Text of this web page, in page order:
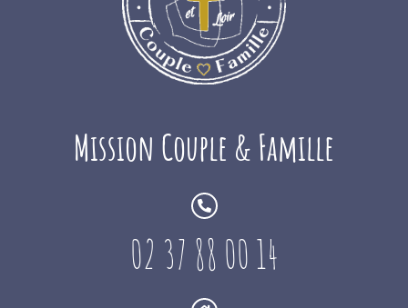
Mission Couple & Famille
02 37 88 00 14